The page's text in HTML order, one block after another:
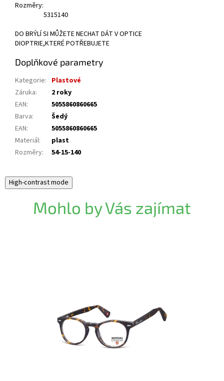
Rozměry:
5315140
DO BRÝLÍ SI MŮŽETE NECHAT DÁT V OPTICE
DIOPTRIE,KTERÉ POTŘEBUJETE
Doplňkové parametry
Kategorie: Plastové
Záruka:
2 roky
EAN:
5055860860665
Barva:
Šedý
EAN:
5055860860665
Materiál:
plast
Rozměry: 54-15-140
High-contrast mode
Mohlo by Vás zajímat